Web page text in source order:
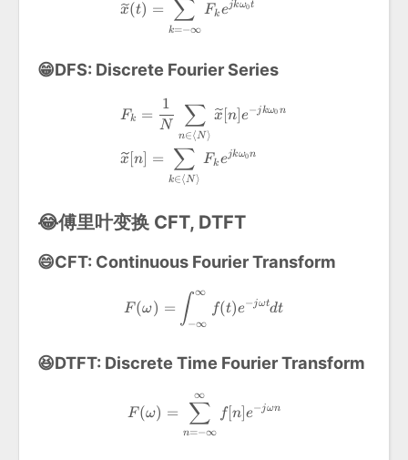
x(t) =
k=−∞
∑ Fkejkω0t
😁DFS: Discrete Fourier Series
\begin{aligned}
Fk =
N
1
n∈⟨N ⟩
∑ x [n]e−jkω0 n
x n =
k∈⟨N ⟩
∑ Fkejkω0n
😂傅里叶变换 CFT, DTFT
😄CFT: Continuous Fourier Transform
\begin{aligned}
F (ω) = ∫−∞
∞
f(t)e−jωtdt
😆DTFT: Discrete Time Fourier Transform
\begin{aligned}
F(ω) =
n=−∞
∑
∞
f[n ]e−jωn